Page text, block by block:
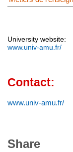
University website:
www.univ-amu.fr/
Contact:
www.univ-amu.fr/
Share